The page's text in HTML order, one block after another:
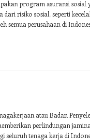
program asuransi sosial
risiko sosial, seperti
semua perusahaan di
atau Badan
perlindungan
seluruh tenaga kerja di